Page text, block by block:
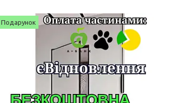
Подарунок